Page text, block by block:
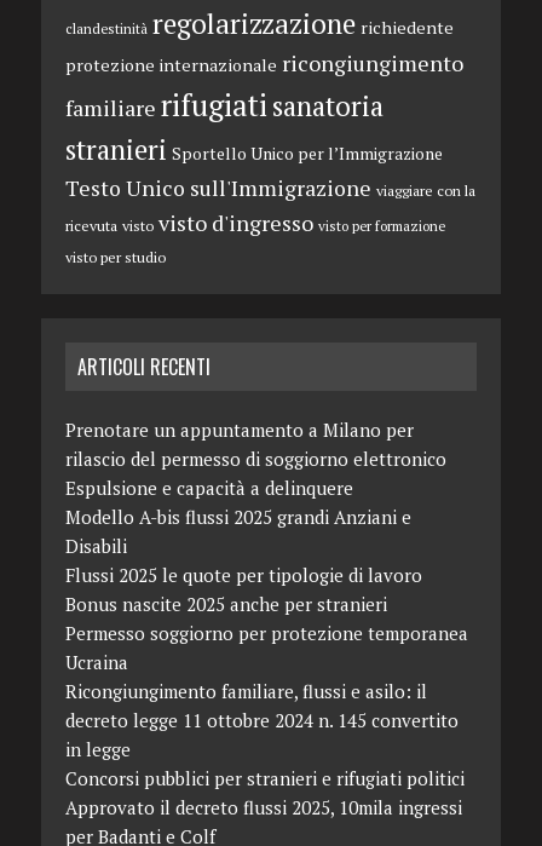
clandestinità regolarizzazione richiedente
protezione internazionale ricongiungimento
familiare rifugiatisanatoria
stranieri Sportello Unico per l’Immigrazione
Testo Unico sull'Immigrazione viaggiare con la
ricevuta visto visto d'ingresso visto per formazione
visto per studio
ARTICOLI RECENTI
Prenotare un appuntamento a Milano per
rilascio del permesso di soggiorno elettronico
Espulsione e capacità a delinquere
Modello A-bis flussi 2025 grandi Anziani e
Disabili
Flussi 2025 le quote per tipologie di lavoro
Bonus nascite 2025 anche per stranieri
Permesso soggiorno per protezione temporanea
Ucraina
Ricongiungimento familiare, flussi e asilo: il
decreto legge 11 ottobre 2024 n. 145 convertito
in legge
Concorsi pubblici per stranieri e rifugiati politici
Approvato il decreto flussi 2025, 10mila ingressi
per Badanti e Colf